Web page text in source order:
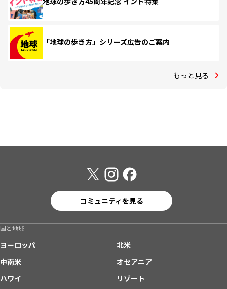
「地球の歩き方」シリーズ広告のご案内
もっと見る
コミュニティを見る
国と地域
ヨーロッパ
北米
中南米
オセアニア
ハワイ
リゾート